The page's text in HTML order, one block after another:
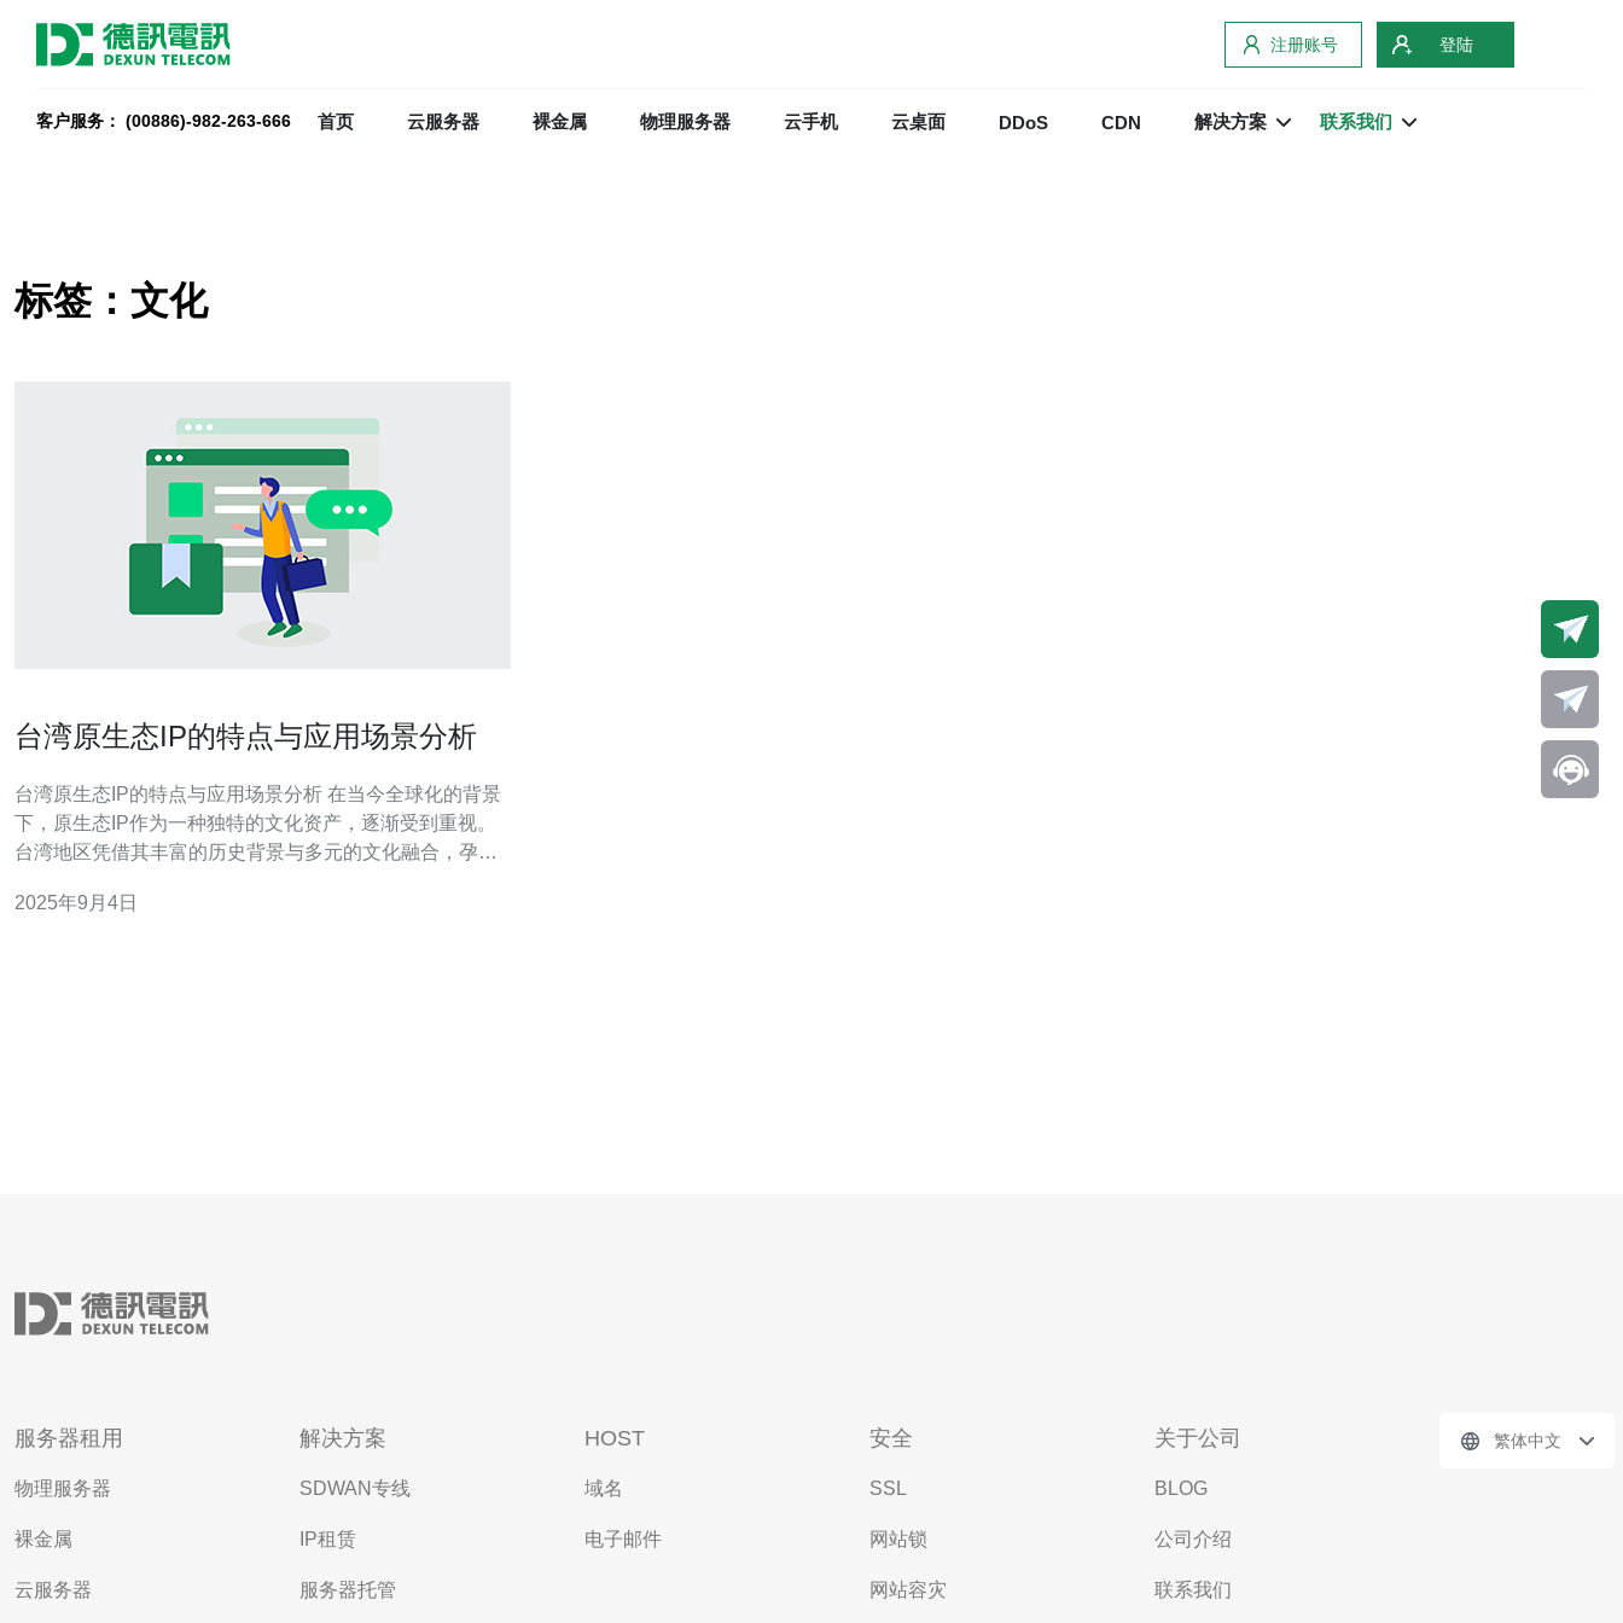
注册账号 登陆
客户服务： (00886)-982-263-666 首页 云服务器 裸金属 物理服务器 云手机 云桌面 DDoS CDN 解决方案 联系我们
标签：文化
台湾原生态IP的特点与应用场景分析
台湾原生态IP的特点与应用场景分析 在当今全球化的背景
下，原生态IP作为一种独特的文化资产，逐渐受到重视。
台湾地区凭借其丰富的历史背景与多元的文化融合，孕育
讨台湾原生态IP的特点和应用场景，为读者提供深入的理
2025年9月4日
服务器租用
物理服务器
裸金属
云服务器
解决方案
SDWAN专线
IP租赁
服务器托管
HOST
域名
电子邮件
安全
SSL
网站锁
网站容灾
关于公司
BLOG
公司介绍
联系我们
繁体中文